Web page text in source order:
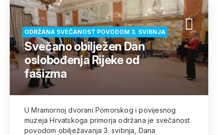
ODRŽANA SVEČANOST POVODOM 3. SVIBNJA
Svečano obilježen Dan
oslobođenja Rijeke od
fašizma
U Mramornoj dvorani Pomorskog i povijesnog
muzeja Hrvatskoga primorja održana je svečanost
povodom obilježavanja 3. svibnja, Dana